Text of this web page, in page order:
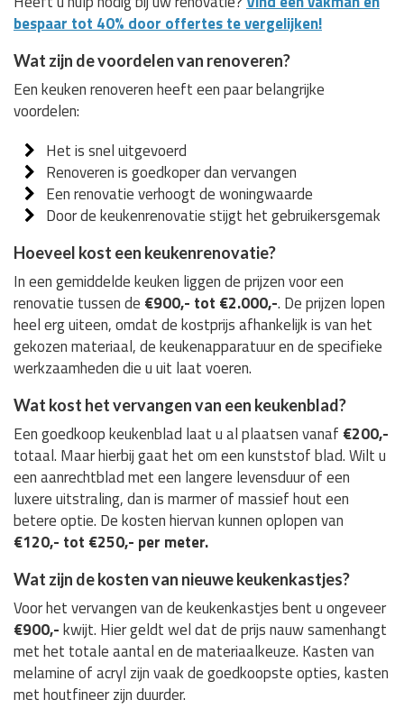
bespaar tot 40% door offertes te vergelijken!
Wat zijn de voordelen van renoveren?
Een keuken renoveren heeft een paar belangrijke
voordelen:
Het is snel uitgevoerd
Renoveren is goedkoper dan vervangen
Een renovatie verhoogt de woningwaarde
Door de keukenrenovatie stijgt het gebruikersgemak
Hoeveel kost een keukenrenovatie?
In een gemiddelde keuken liggen de prijzen voor een
renovatie tussen de €900,- tot €2.000,-. De prijzen lopen
heel erg uiteen, omdat de kostprijs afhankelijk is van het
gekozen materiaal, de keukenapparatuur en de specifieke
werkzaamheden die u uit laat voeren.
Wat kost het vervangen van een keukenblad?
Een goedkoop keukenblad laat u al plaatsen vanaf €200,-
totaal. Maar hierbij gaat het om een kunststof blad. Wilt u
een aanrechtblad met een langere levensduur of een
luxere uitstraling, dan is marmer of massief hout een
betere optie. De kosten hiervan kunnen oplopen van
€120,- tot €250,- per meter.
Wat zijn de kosten van nieuwe keukenkastjes?
Voor het vervangen van de keukenkastjes bent u ongeveer
€900,-kwijt. Hier geldt wel dat de prijs nauw samenhangt
met het totale aantal en de materiaalkeuze. Kasten van
melamine of acryl zijn vaak de goedkoopste opties, kasten
met houtfineer zijn duurder.